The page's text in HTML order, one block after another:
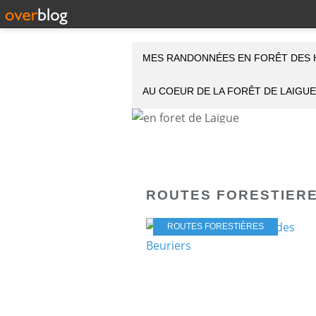
MES RANDONNÉES EN FORÊT DES
AU COEUR DE LA FORÊT DE LAIGUE
ROUTES
ROUTES FORESTIÈRES